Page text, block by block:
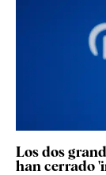
Los dos
han cerrado